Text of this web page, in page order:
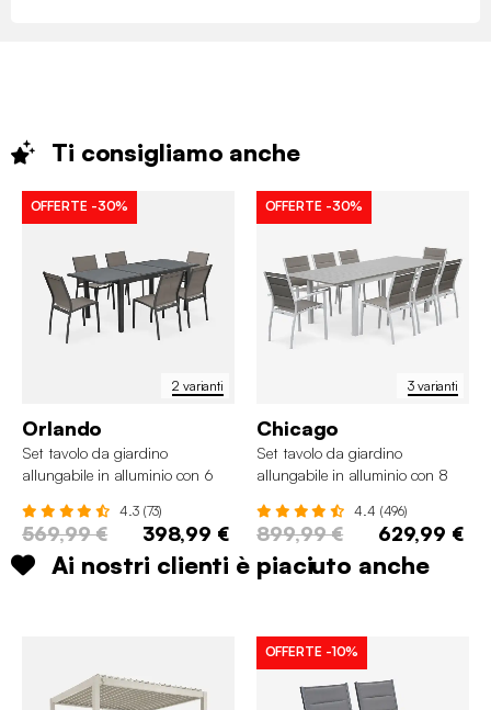
Ti consigliamo anche
2 varianti
OFFERTE -30%
Orlando
Set tavolo da giardino
allungabile in alluminio con 6
4.3 (73)
569,99 € 398,99 €
3 varianti
OFFERTE -30%
Chicago
Set tavolo da giardino
allungabile in alluminio con 8
4.4 (496)
899,99 € 629,99 €
Ai nostri clienti è piaciuto anche
OFFERTE -10%